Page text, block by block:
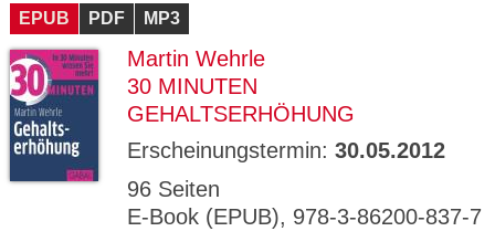
EPUB PDF MP3
Martin Wehrle
30 MINUTEN
GEHALTSERHÖHUNG
Erscheinungstermin: 30.05.2012
96 Seiten
E-Book (EPUB), 978-3-86200-837-7